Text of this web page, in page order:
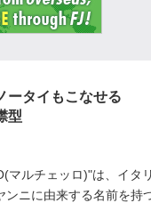
ータイもこなせる
型
マルチェッロ)"は、イタ
ンニに由来する名前を持